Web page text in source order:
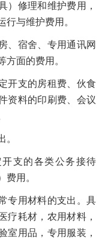
）修理和维护费用，
行与维护费用。
、宿舍、专用通讯网
方面的费用。
开支的房租费、伙食
资料的印刷费、会议
。
支的各类公务接待
费用。
专用材料的支出。具
疗耗材，农用材料，
室用品，专用服装，